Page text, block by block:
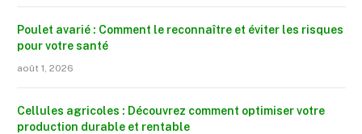
Poulet avarié : Comment le reconnaître et éviter les risques
pour votre santé
août 1, 2026
Cellules agricoles : Découvrez comment optimiser votre
production durable et rentable